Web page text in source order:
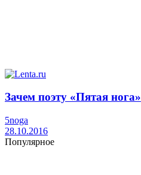
Зачем поэту «Пятая нога»
5noga
28.10.2016
Популярное